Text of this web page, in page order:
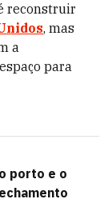
reconstruir
, mas
a
para
porto e o